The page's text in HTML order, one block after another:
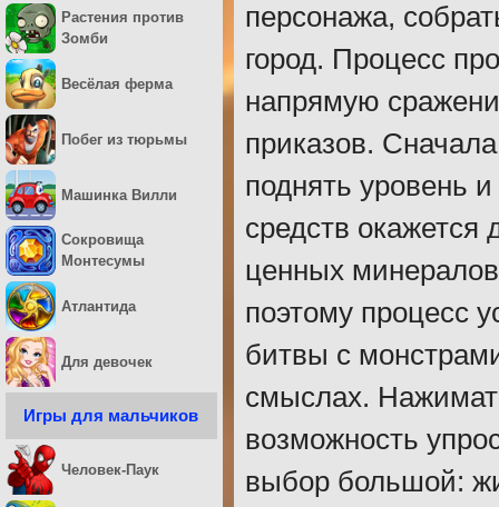
персонажа,
город. Процесс
напрямую
приказов.
поднять уровень
средств окажется
ценных
поэтому процесс
битвы с
смыслах.
возможность
выбор большой:
Растения против
Зомби
Весёлая ферма
Побег из тюрьмы
Машинка Вилли
Сокровища
Монтесумы
Атлантида
Для девочек
Игры для мальчиков
Человек-Паук